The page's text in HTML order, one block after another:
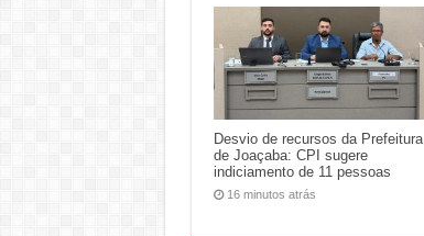
Desvio de recursos da Prefeitura
de Joaçaba: CPI sugere
indiciamento de 11 pessoas
16 minutos atrás